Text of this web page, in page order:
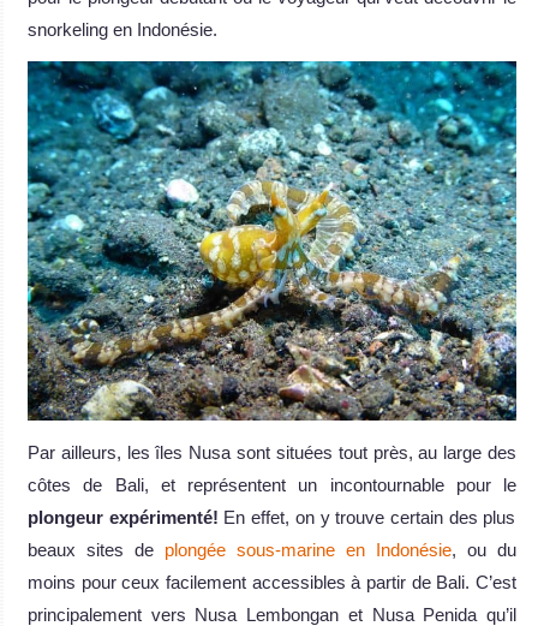
snorkeling en Indonésie.
Par ailleurs, les îles Nusa sont situées tout près, au large des
côtes de Bali, et représentent un incontournable pour le
plongeur expérimenté! En effet, on y trouve certain des plus
beaux sites de plongée sous-marine en Indonésie, ou du
moins pour ceux facilement accessibles à partir de Bali. C’est
principalement vers Nusa Lembongan et Nusa Penida qu’il